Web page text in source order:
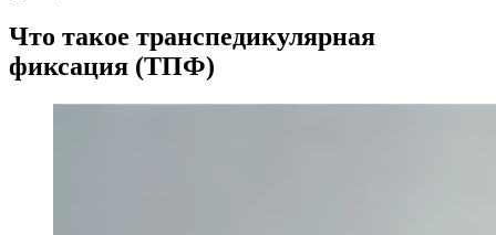
Что такое транспедикулярная
фиксация (ТПФ)